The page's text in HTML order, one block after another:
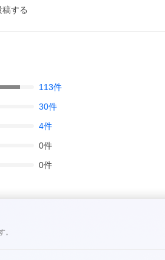
稿する
113件
30件
4件
0件
0件
。